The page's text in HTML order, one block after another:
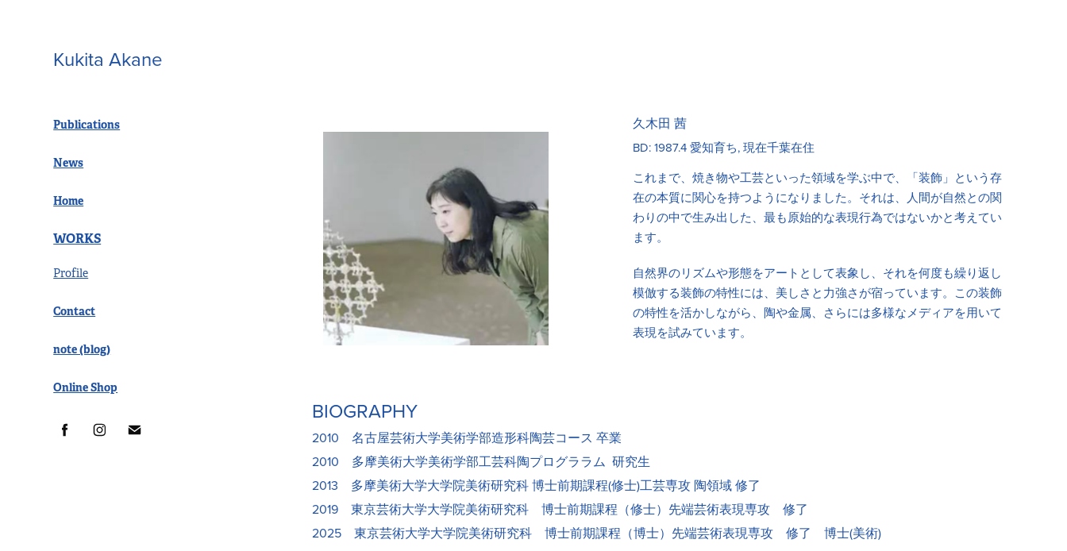
Kukita Akane
Publications
News
Home
WORKS
Profile
Contact
note (blog)
Online Shop
久木田 茜
BD: 1987.4 愛知育ち, 現在千葉在住
これまで、焼き物や工芸といった領域を学ぶ中で、「装飾」という存
在の本質に関心を持つようになりました。それは、人間が自然との関
わりの中で生み出した、最も原始的な表現行為ではないかと考えてい
ます。
自然界のリズムや形態をアートとして表象し、それを何度も繰り返し
模倣する装飾の特性には、美しさと力強さが宿っています。この装飾
の特性を活かしながら、陶や金属、さらには多様なメディアを用いて
表現を試みています。
BIOGRAPHY
2010 名古屋芸術大学美術学部造形科陶芸コース 卒業
2010 多摩美術大学美術学部工芸科陶プログララム 研究生
2013 多摩美術大学大学院美術研究科 博士前期課程(修士)工芸専攻 陶領域 修了
2019 東京芸術大学大学院美術研究科 博士前期課程（修士）先端芸術表現専攻 修了
2025 東京芸術大学大学院美術研究科 博士前期課程（博士）先端芸術表現専攻 修了 博士(美術)